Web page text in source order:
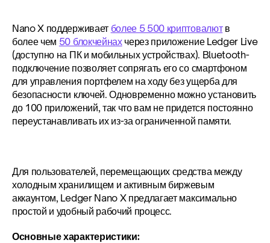
Nano X поддерживает более 5 500 криптовалют в
более чем 50 блокчейнах через приложение Ledger Live
(доступно на ПК и мобильных устройствах). Bluetooth-
подключение позволяет сопрягать его со смартфоном
для управления портфелем на ходу без ущерба для
безопасности ключей. Одновременно можно установить
до 100 приложений, так что вам не придется постоянно
переустанавливать их из-за ограниченной памяти.
Для пользователей, перемещающих средства между
холодным хранилищем и активным биржевым
аккаунтом, Ledger Nano X предлагает максимально
простой и удобный рабочий процесс.
Основные характеристики: